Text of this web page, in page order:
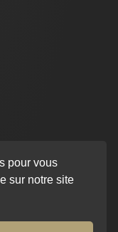
pour vous
sur notre site